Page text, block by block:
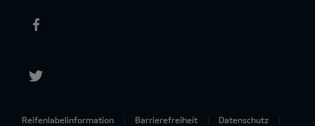
Reifenlabelinformation Barrierefreiheit Datenschutz